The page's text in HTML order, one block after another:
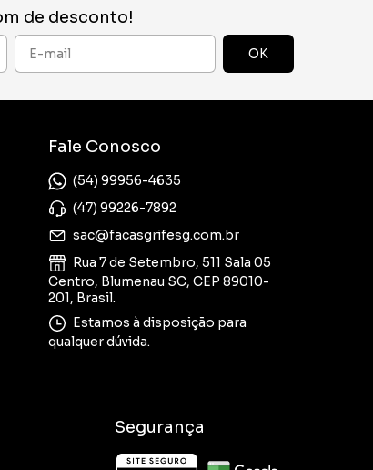
de desconto!
Fale Conosco
(54) 99956-4635
(47) 99226-7892
sac@facasgrifesg.com.br
Rua 7 de Setembro, 511 Sala 05
Centro, Blumenau SC, CEP 89010-
201, Brasil.
Estamos à disposição para
qualquer dúvida.
Segurança